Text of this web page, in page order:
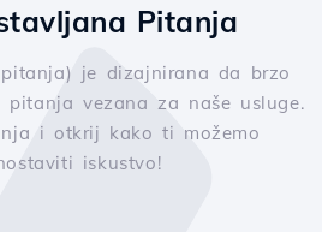
Pitanja
pitanja) je dizajnirana da brzo
pitanja vezana za naše usluge.
i otkrij kako ti možemo
iskustvo!